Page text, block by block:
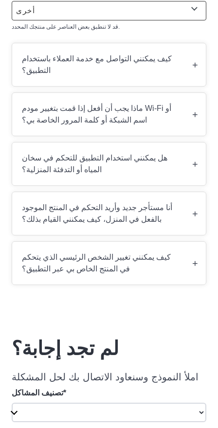
أخرى
كيف يمكنني التواصل مع خدمة العملاء باستخدام
التطبيق؟
+
ماذا يجب أن أفعل إذا قمت بتغيير مودم Wi-Fi أو
اسم الشبكة أو كلمة المرور الخاصة بي؟
+
هل يمكنني استخدام التطبيق للتحكم في سخان
المياه أو التدفئة المنزلية؟
+
أنا مستأجر جديد وأريد التحكم في المنتج الموجود
بالفعل في المنزل، كيف يمكنني القيام بذلك؟
+
كيف يمكنني تغيير الشخص الرئيسي الذي يتحكم
في المنتج الخاص بي عبر التطبيق؟
+
لم تجد إجابة؟
املأ النموذج وسنعاود الاتصال بك لحل المشكلة
تصنيف المشاكل*